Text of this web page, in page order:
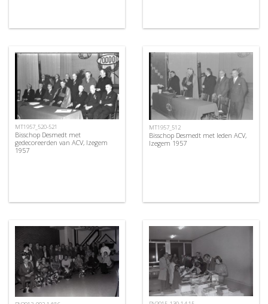
MT1957_520-521
Bisschop Desmedt met
gedecoreerden van ACV, Izegem
1957
MT1957_512
Bisschop Desmedt met leden ACV,
Izegem 1957